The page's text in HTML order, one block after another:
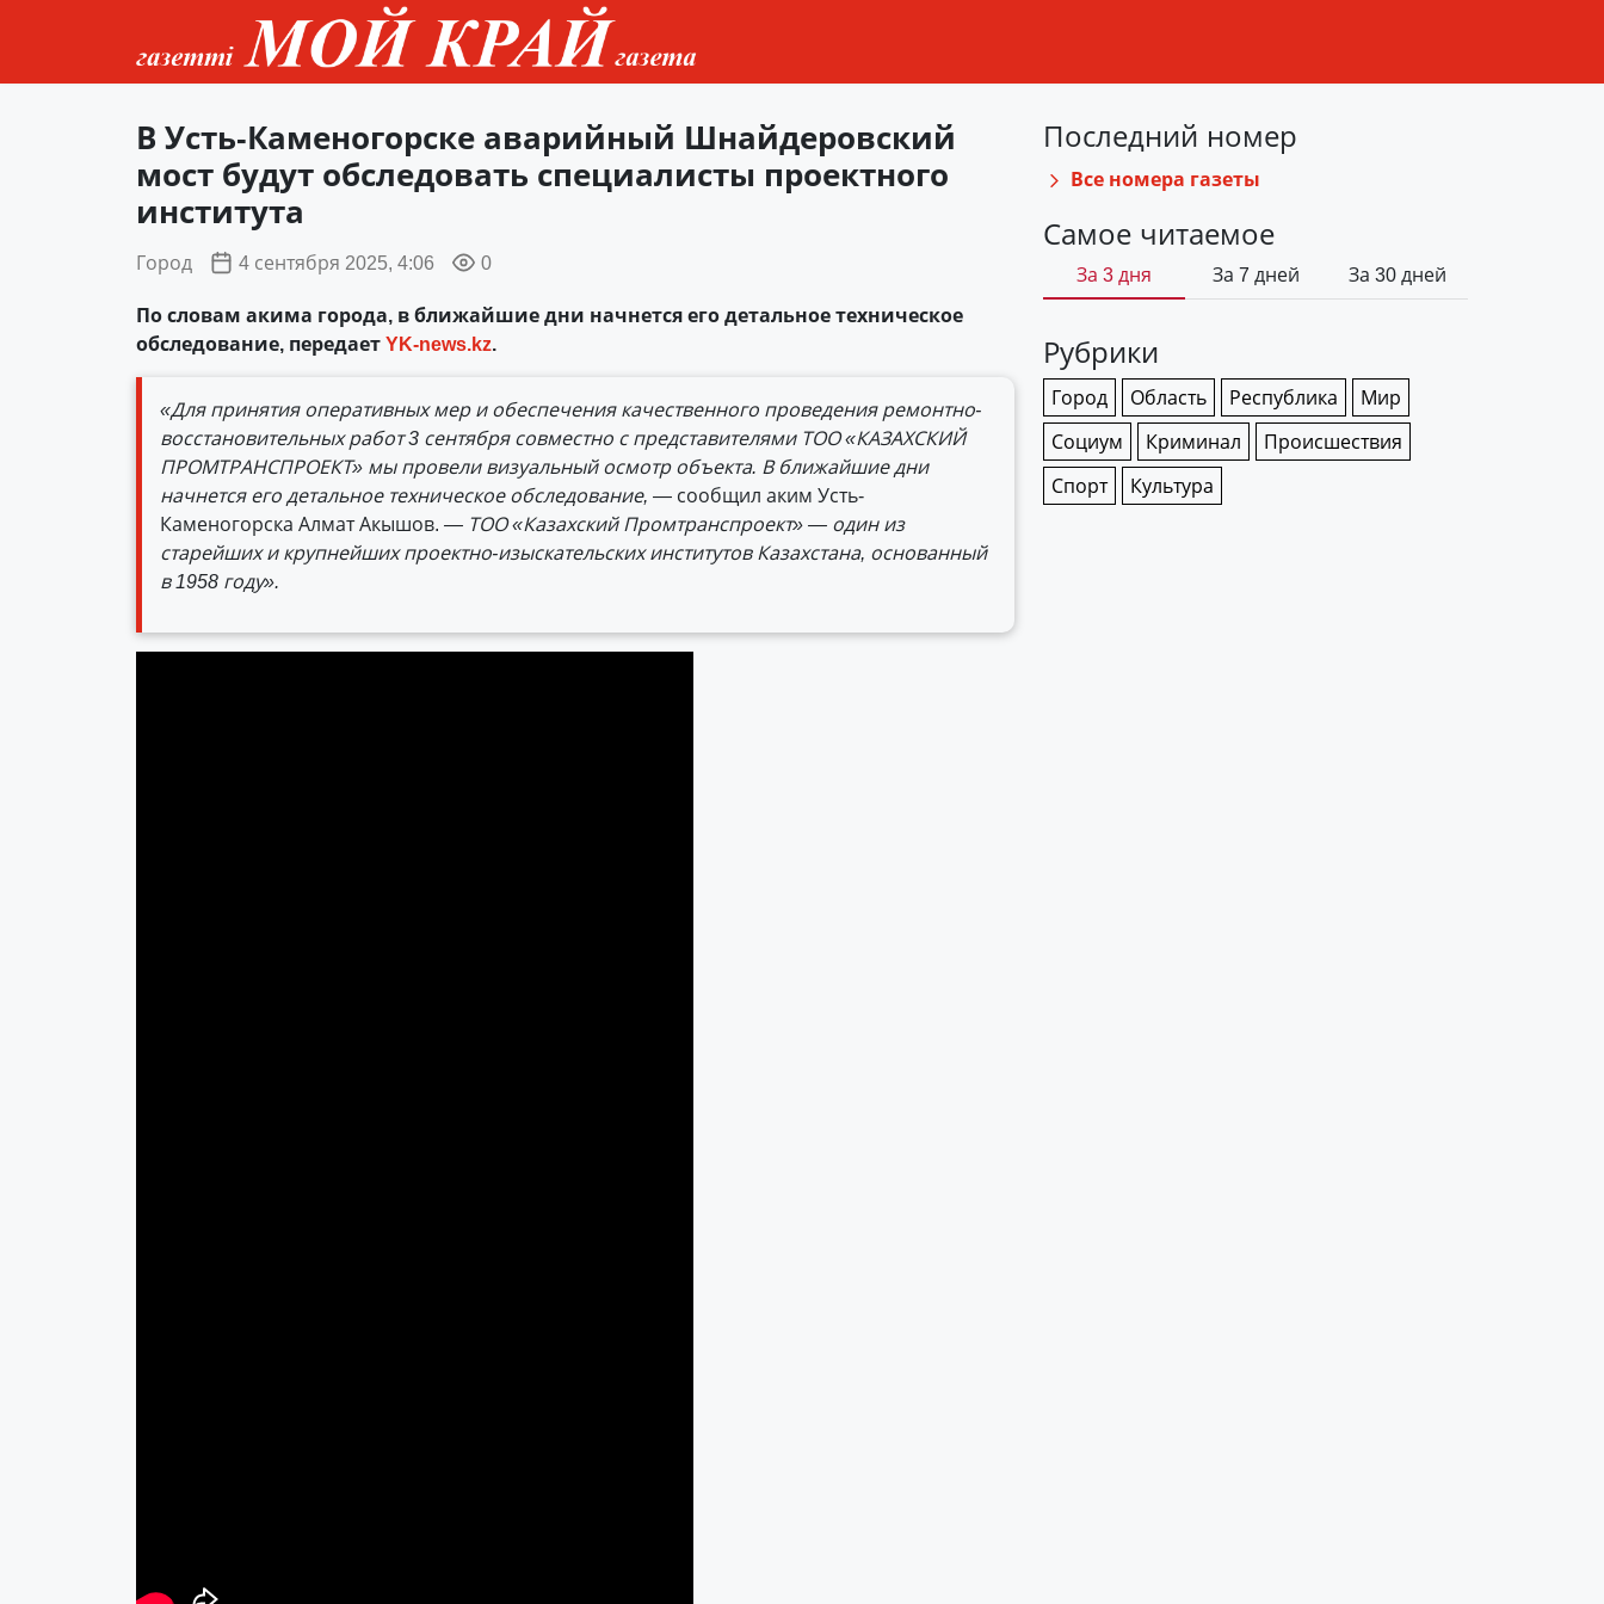
В Усть-Каменогорске аварийный Шнайдеровский
мост будут обследовать специалисты проектного
института
Город 4 сентября 2025, 4:06
0
По словам акима города, в ближайшие дни начнется его детальное техническое
обследование, передаетYK-news.kz.
«Для принятия оперативных мер и обеспечения качественного проведения ремонтно-
восстановительных работ 3 сентября совместно с представителями ТОО «КАЗАХСКИЙ
ПРОМТРАНСПРОЕКТ» мы провели визуальный осмотр объекта. В ближайшие дни
начнется его детальное техническое обследование, — сообщил аким Усть-
Каменогорска Алмат Акышов. — ТОО «Казахский Промтранспроект» — один из
старейших и крупнейших проектно-изыскательских институтов Казахстана, основанный
в 1958 году».
Последний номер
Все номера газеты
Самое читаемое
За 3 дня За 7 дней За 30 дней
Рубрики
Город Область Республика
Мир
Социум
Криминал
Происшествия
Спорт
Культура